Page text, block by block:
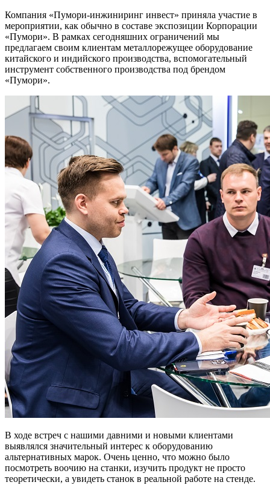
Компания «Пумори-инжиниринг инвест» приняла участие в
мероприятии, как обычно в составе экспозиции Корпорации
«Пумори». В рамках сегодняшних ограничений мы
предлагаем своим клиентам металлорежущее оборудование
китайского и индийского производства, вспомогательный
инструмент собственного производства под брендом
«Пумори».
В ходе встреч с нашими давними и новыми клиентами
выявлялся значительный интерес к оборудованию
альтернативных марок. Очень ценно, что можно было
посмотреть воочию на станки, изучить продукт не просто
теоретически, а увидеть станок в реальной работе на стенде.